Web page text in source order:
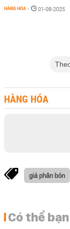
HÀNG HÓA - 01-08-2025
HÀNG HÓA
giá phân bón
Có thể